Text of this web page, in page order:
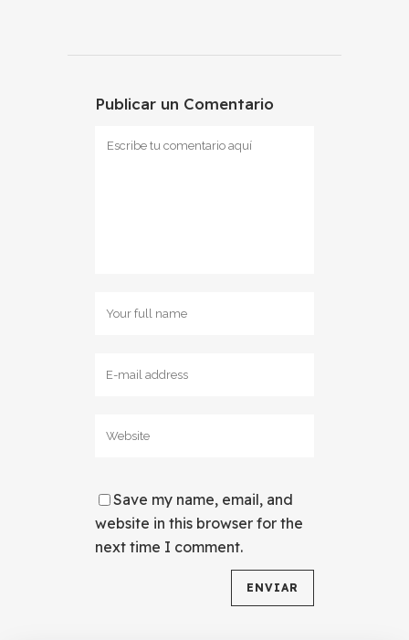
Publicar un Comentario
Save my name, email, and
website in this browser for the
next time I comment.